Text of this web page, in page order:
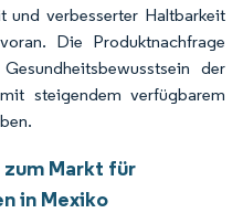
und verbesserter Haltbarkeit
Die Produktnachfrage
der
steigendem verfügbarem
Markt für
in Mexiko